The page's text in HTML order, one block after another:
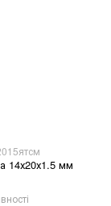
14х20х1.5 мм